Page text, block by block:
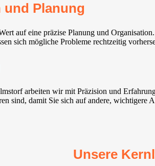
und Planung
auf eine präzise Planung und
sich mögliche Probleme rechtzeitig
arbeiten wir mit Präzision und
sind, damit Sie sich auf andere, wichtigere
Unsere